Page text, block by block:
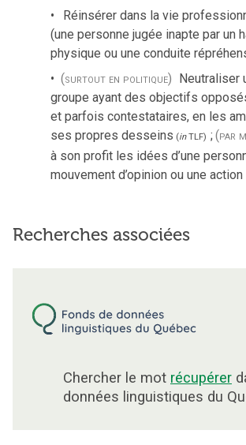
Réinsérer dans la vie
(une personne jugée inapte par un
physique ou une conduite
(surtout en politique) Neutraliser
groupe ayant des objectifs
et parfois contestataires, en les
ses propres desseins (inTLF) ;(par
à son profit les idées d’une
mouvement d’opinion ou une
Recherches associées
Chercher le mot récupérer
données linguistiques du